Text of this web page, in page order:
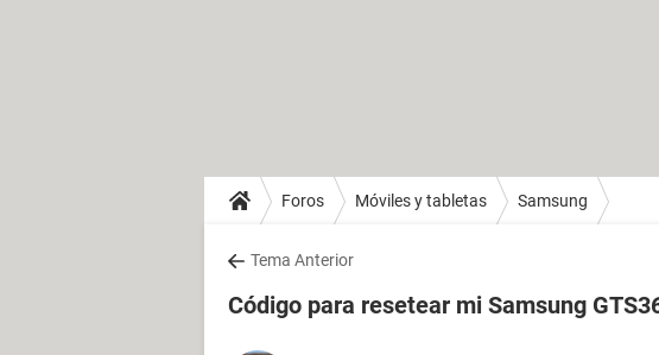
Foros Móviles y tabletas Samsung
Tema Anterior
Código para resetear mi Samsung